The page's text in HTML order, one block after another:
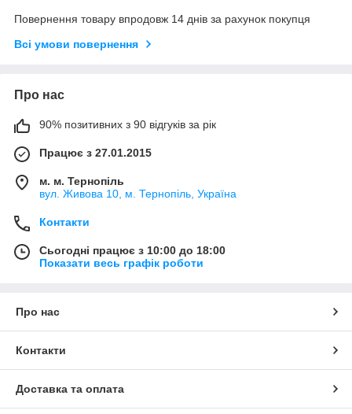
Повернення товару впродовж 14 днів за рахунок покупця
Всі умови повернення
Про нас
90% позитивних з 90 відгуків за рік
Працює з 27.01.2015
м. м. Тернопіль
вул. Живова 10, м. Тернопіль, Україна
Контакти
Сьогодні працює з 10:00 до 18:00
Показати весь графік роботи
Про нас
Контакти
Доставка та оплата